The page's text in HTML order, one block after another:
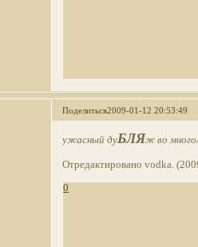
Поделиться2009-01-12 20:53:49
ужасный дуБЛЯж во
Отредактировано vodka.
0